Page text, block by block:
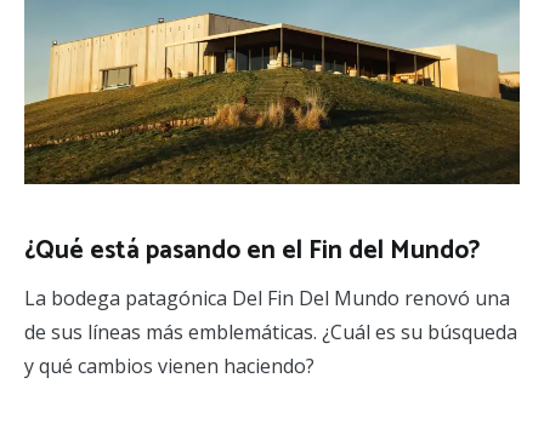
¿Qué está pasando en el Fin del Mundo?
La bodega patagónica Del Fin Del Mundo renovó una
de sus líneas más emblemáticas. ¿Cuál es su búsqueda
y qué cambios vienen haciendo?